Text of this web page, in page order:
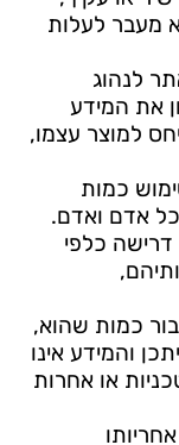
מעבר לעלות
לנהוג
את המידע
למוצר עצמו,
כמות
אדם ואדם.
דרישה כלפי
כמות שהוא,
יתכן והמידע אינו
או אחרות
אחריותו